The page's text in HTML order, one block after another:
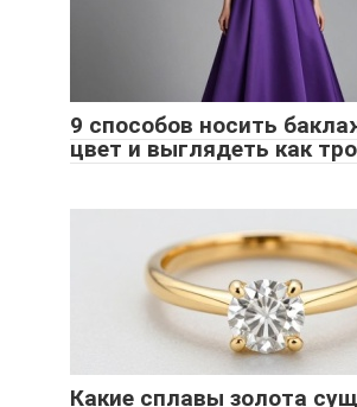
9 способов носить
цвет и выглядеть как
Какие сплавы золота